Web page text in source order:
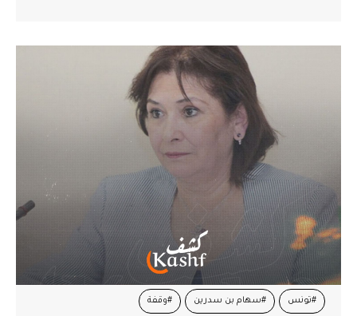
#تونس #سهام بن سدرين #وقفة